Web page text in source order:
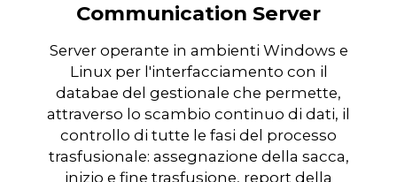
Communication Server
Server operante in ambienti Windows e
Linux per l'interfacciamento con il
databae del gestionale che permette,
attraverso lo scambio continuo di dati, il
controllo di tutte le fasi del processo
trasfusionale: assegnazione della sacca,
inizio e fine trasfusione, report della